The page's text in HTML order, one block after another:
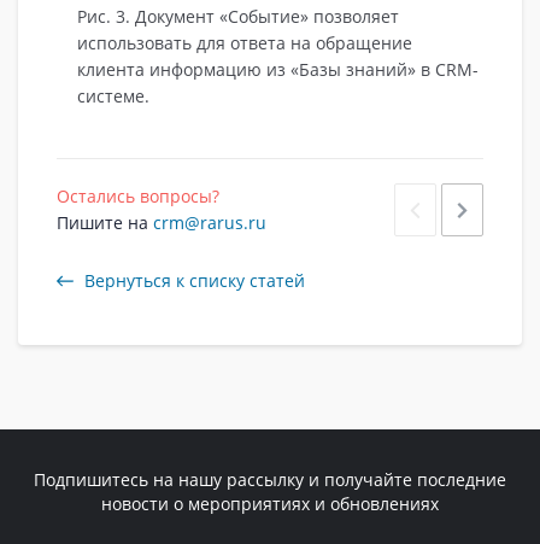
Рис. 3. Документ «Событие» позволяет
использовать для ответа на обращение
клиента информацию из «Базы знаний» в CRM-
системе.
Остались вопросы?
Пишите на crm@rarus.ru
Вернуться к списку статей
Подпишитесь на нашу рассылку и получайте последние
новости о мероприятиях и обновлениях